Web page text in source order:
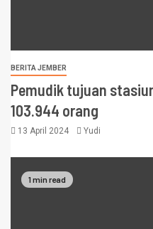
BERITA JEMBER
Pemudik tujuan
103.944 orang
13 April 2024 Yudi
1 min read